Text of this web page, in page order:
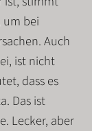
um bei
Auch
ist nicht
dass es
. Das ist
Lecker, aber